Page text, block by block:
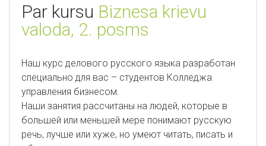
Par kursu Biznesa krievu
valoda, 2. posms
Наш курс делового русского языка разработан
специально для вас – студентов Колледжа
управления бизнесом.
Наши занятия рассчитаны на людей, которые в
большей или меньшей мере понимают русскую
речь, лучше или хуже, но умеют читать, писать и